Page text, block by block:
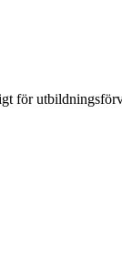
för